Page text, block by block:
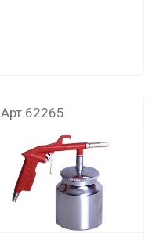
Арт.62265